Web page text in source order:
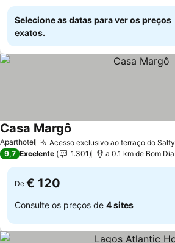
Selecione as datas para ver os preços
exatos.
Aparthotel Acesso exclusivo ao terraço do
Casa Margô
9,7 Excelente 1.301 a 0.1 km de Bom Dia
De € 120
Consulte os preços de 4 sites